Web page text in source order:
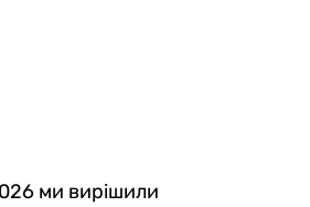
ми вирішили